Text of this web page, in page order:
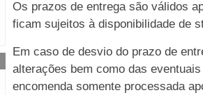
Os prazos de entrega são válidos
ficam sujeitos à disponibilidade de
Em caso de desvio do prazo de
alterações bem como das
encomenda somente processada